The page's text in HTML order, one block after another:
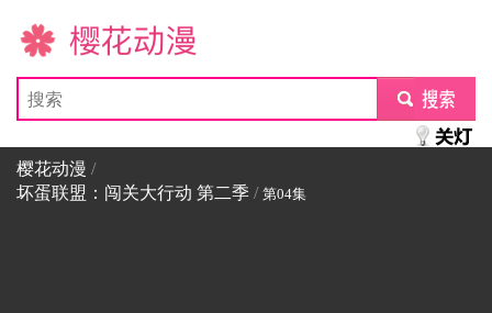
樱花动漫
submit
樱花动漫 /
坏蛋联盟：闯关大行动 第二季 / 第04集